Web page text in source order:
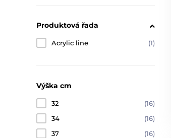
Produktová řada
Acrylic line (1)
Výška cm
32
(16)
34
(16)
37
(16)